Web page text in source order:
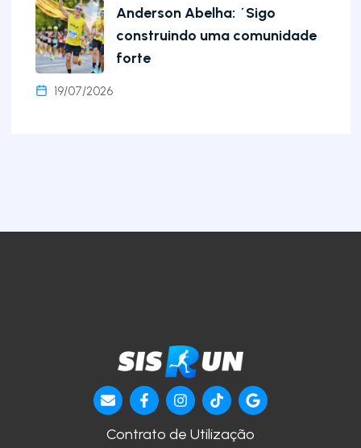
Anderson Abelha: ´Sigo
construindo uma comunidade
forte
19/07/2026
Contrato de Utilização